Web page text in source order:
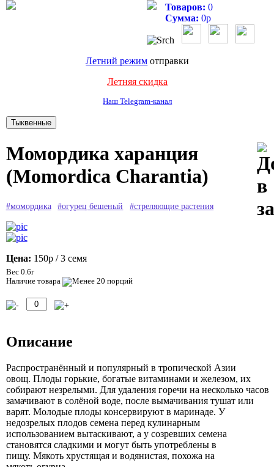
Товаров: 0
Сумма: 0р
Летний режим отправки
Летняя скидка
Наш Telegram-канал
Момордика харанция
(Momordica Charantia)
#момордика #огурец бешеный #стреляющие растения
Цена: 150р / 3 семя
Вес 0.6г
Наличие товара
Описание
Распространённый и популярный в тропической Азии
овощ. Плоды горькие, богатые витаминами и железом, их
собирают незрелыми. Для удаления горечи на несколько часов
замачивают в солёной воде, после вымачивания тушат или
варят. Молодые плоды консервируют в маринаде. У
недозрелых плодов семена перед кулинарным
использованием вытаскивают, а у созревших семена
становятся сладкими и могут быть употреблены в
пищу. Мякоть хрустящая и водянистая, похожа на